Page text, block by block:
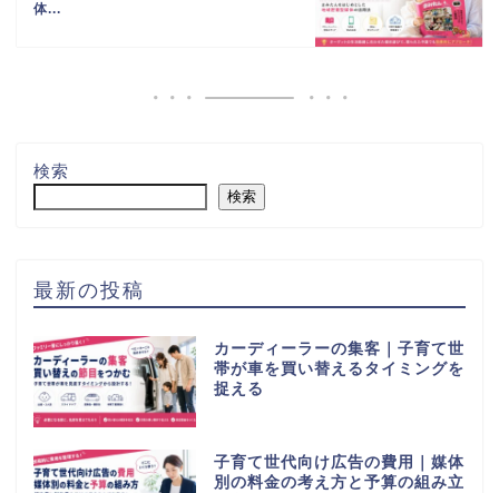
体...
検索
検索
最新の投稿
カーディーラーの集客｜子育て世
帯が車を買い替えるタイミングを
捉える
子育て世代向け広告の費用｜媒体
別の料金の考え方と予算の組み立